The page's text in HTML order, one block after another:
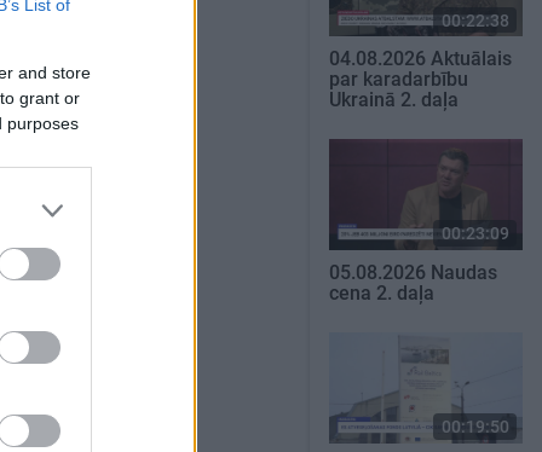
List of
and store
grant or
purposes
00:22:38
04.08.2026 Aktuālais
par karadarbību
Ukrainā 2. daļa
00:23:09
05.08.2026 Naudas
cena 2. daļa
00:19:50